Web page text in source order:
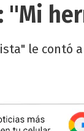
"Mi
le contó